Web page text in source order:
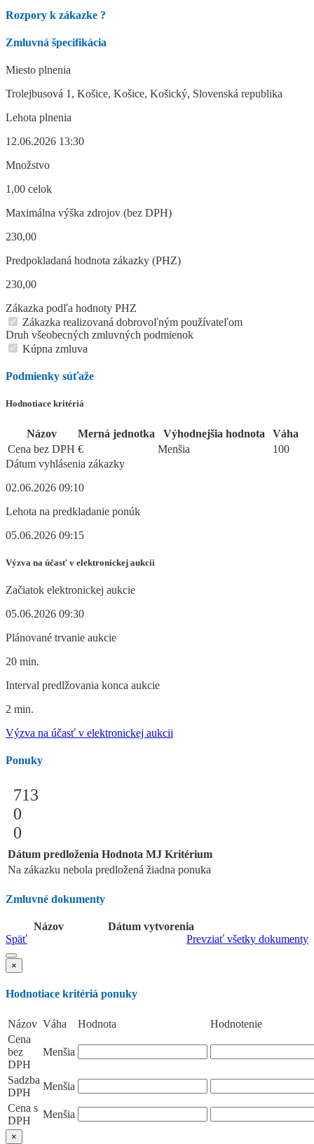
Rozpory k zákazke ?
Zmluvná špecifikácia
Miesto plnenia
Trolejbusová 1, Košice, Košice, Košický, Slovenská republika
Lehota plnenia
12.06.2026 13:30
Množstvo
1,00 celok
Maximálna výška zdrojov (bez DPH)
230,00
Predpokladaná hodnota zákazky (PHZ)
230,00
Zákazka podľa hodnoty PHZ
Zákazka realizovaná dobrovoľným používateľom
Druh všeobecných zmluvných podmienok
Kúpna zmluva
Podmienky súťaže
Hodnotiace kritériá
Názov Merná jednotka Výhodnejšia hodnota
Váha
Cena bez DPH € Menšia
100
Dátum vyhlásenia zákazky
02.06.2026 09:10
Lehota na predkladanie ponúk
05.06.2026 09:15
Výzva na účasť v elektronickej aukcii
Začiatok elektronickej aukcie
05.06.2026 09:30
Plánované trvanie aukcie
20 min.
Interval predlžovania konca aukcie
2 min.
Výzva na účasť v elektronickej aukcii
Ponuky
713
0
0
Dátum predloženia Hodnota MJ Kritérium
Na zákazku nebola predložená žiadna ponuka
Zmluvné dokumenty
Názov
Dátum vytvorenia
Prevziať všetky dokumenty
Späť
×
Hodnotiace kritériá ponuky
Názov Váha Hodnota
Hodnotenie
Cena
bez
DPH
Menšia
Sadzba
DPH
Menšia
Cena s
DPH
Menšia
×